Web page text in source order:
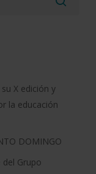
X edición y
la educación
DOMINGO
Grupo